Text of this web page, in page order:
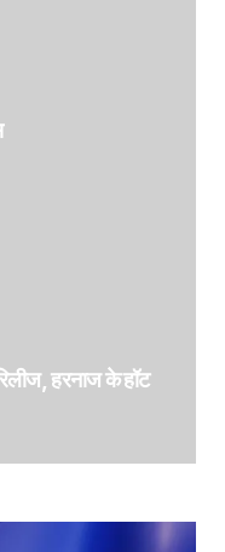
हरनाज के हॉट